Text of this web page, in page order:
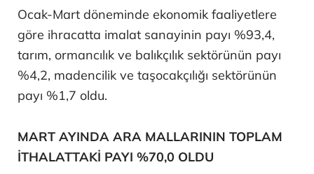
Ocak-Mart döneminde ekonomik faaliyetlere
göre ihracatta imalat sanayinin payı %93,4,
tarım, ormancılık ve balıkçılık sektörünün payı
%4,2, madencilik ve taşocakçılığı sektörünün
payı %1,7 oldu.
MART AYINDA ARA MALLARININ TOPLAM
İTHALATTAKİ PAYI %70,0 OLDU